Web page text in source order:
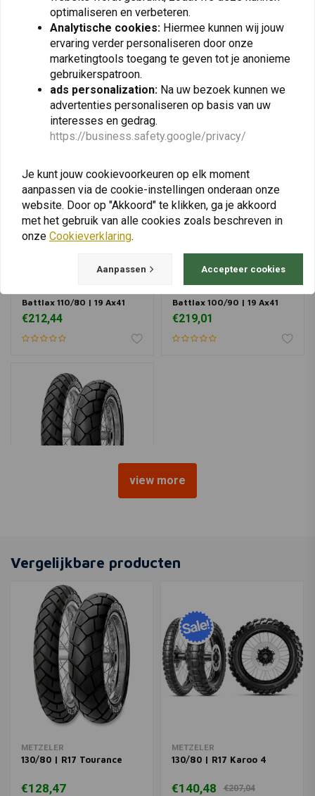
View more
Battlax 110/80 | 19 Ax41
€212,44
Battlax 100/90 | 19 Ax41
€219,01
view more
Vergelijkbare producten
METZELER
130/80 | R17 Tourance
€128,47
METZELER
130/80 | R17 Karoo 4
€140,48 €207,04
optimaliseren en verbeteren.
Analytische cookies: Hiermee kunnen wij jouw
ervaring verder personaliseren door onze
marketingtools toegang te geven tot je anonieme
gebruikerspatroon.
ads personalization: Na uw bezoek kunnen we
advertenties personaliseren op basis van uw
interesses en gedrag.
https://business.safety.google/privacy/
Je kunt jouw cookievoorkeuren op elk moment
aanpassen via de cookie-instellingen onderaan onze
website. Door op "Akkoord" te klikken, ga je akkoord
met het gebruik van alle cookies zoals beschreven in
onze Cookieverklaring.
Aanpassen Accepteer cookies